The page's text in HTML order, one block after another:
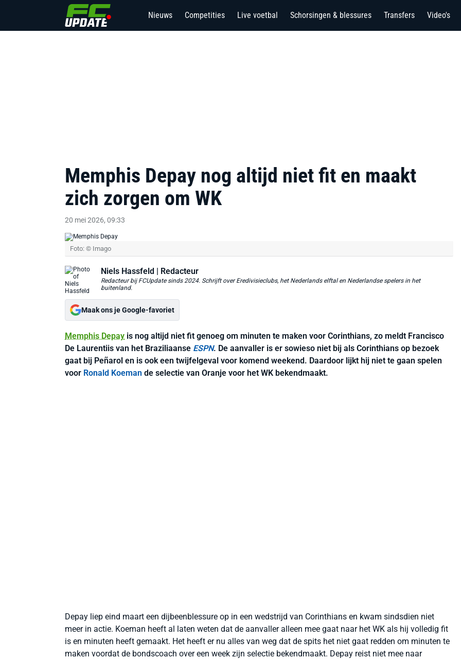
Nieuws Competities Live voetbal Schorsingen & blessures Transfers Video's
Memphis Depay nog altijd niet fit en maakt
zich zorgen om WK
20 mei 2026, 09:33
Foto: © Imago
Niels Hassfeld | Redacteur
Redacteur bij FCUpdate sinds 2024. Schrijft over Eredivisieclubs, het Nederlands elftal en Nederlandse spelers in het
buitenland.
Maak ons je Google-favoriet
Memphis Depay is nog altijd niet fit genoeg om minuten te maken voor Corinthians, zo meldt Francisco
De Laurentiis van het Braziliaanse ESPN. De aanvaller is er sowieso niet bij als Corinthians op bezoek
gaat bij Peñarol en is ook een twijfelgeval voor komend weekend. Daardoor lijkt hij niet te gaan spelen
voor Ronald Koeman de selectie van Oranje voor het WK bekendmaakt.
Depay liep eind maart een dijbeenblessure op in een wedstrijd van Corinthians en kwam sindsdien niet
meer in actie. Koeman heeft al laten weten dat de aanvaller alleen mee gaat naar het WK als hij volledig fit
is en minuten heeft gemaakt. Het heeft er nu alles van weg dat de spits het niet gaat redden om minuten te
maken voordat de bondscoach over een week zijn selectie bekendmaakt. Depay reist niet mee naar